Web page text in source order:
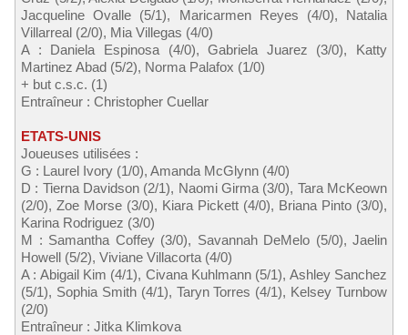
Jacqueline Ovalle (5/1), Maricarmen Reyes (4/0), Natalia
Villarreal (2/0), Mia Villegas (4/0)
A : Daniela Espinosa (4/0), Gabriela Juarez (3/0), Katty
Martinez Abad (5/2), Norma Palafox (1/0)
+ but c.s.c. (1)
Entraîneur : Christopher Cuellar
ETATS-UNIS
Joueuses utilisées :
G : Laurel Ivory (1/0), Amanda McGlynn (4/0)
D : Tierna Davidson (2/1), Naomi Girma (3/0), Tara McKeown
(2/0), Zoe Morse (3/0), Kiara Pickett (4/0), Briana Pinto (3/0),
Karina Rodriguez (3/0)
M : Samantha Coffey (3/0), Savannah DeMelo (5/0), Jaelin
Howell (5/2), Viviane Villacorta (4/0)
A : Abigail Kim (4/1), Civana Kuhlmann (5/1), Ashley Sanchez
(5/1), Sophia Smith (4/1), Taryn Torres (4/1), Kelsey Turnbow
(2/0)
Entraîneur : Jitka Klimkova